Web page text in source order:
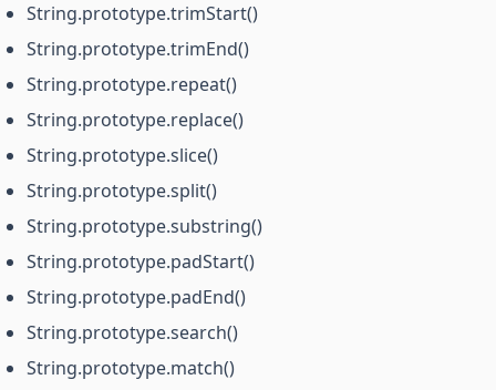
String.prototype.trimStart()
String.prototype.trimEnd()
String.prototype.repeat()
String.prototype.replace()
String.prototype.slice()
String.prototype.split()
String.prototype.substring()
String.prototype.padStart()
String.prototype.padEnd()
String.prototype.search()
String.prototype.match()